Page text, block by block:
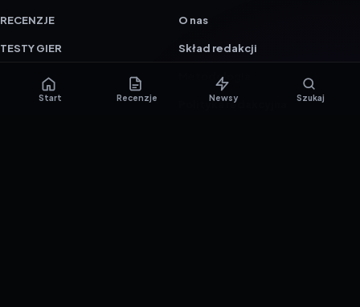
RECENZJE
TESTY GIER
O nas
Skład redakcji
Metodologia
Polityka redakcyjna
Start Recenzje Newsy Szukaj